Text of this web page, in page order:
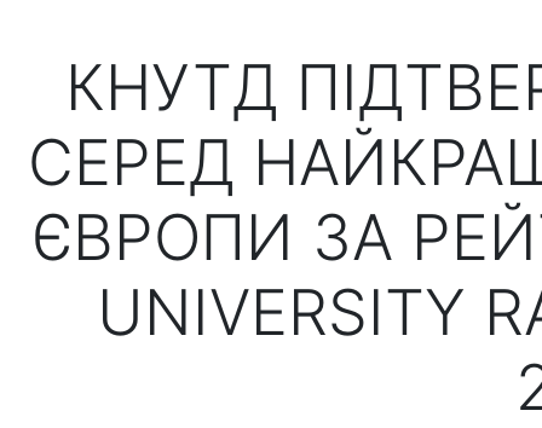
КНУТД
СЕРЕД
ЄВРОПИ ЗА
UNIVERSITY